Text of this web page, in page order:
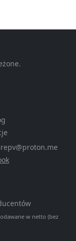
w netto (bez